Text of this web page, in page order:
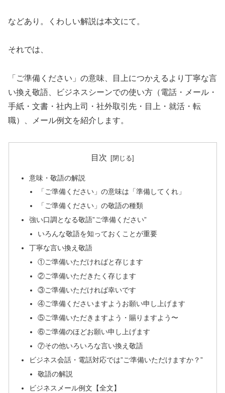
などあり。くわしい解説は本文にて。
それでは、
「ご準備ください」の意味、目上につかえるより丁寧な言
い換え敬語、ビジネスシーンでの使い方（電話・メール・
手紙・文書・社内上司・社外取引先・目上・就活・転
職）、メール例文を紹介します。
目次
意味・敬語の解説
「ご準備ください」の意味は「準備してくれ」
「ご準備ください」の敬語の種類
強い口調となる敬語”ご準備ください”
いろんな敬語を知っておくことが重要
丁寧な言い換え敬語
①ご準備いただければと存じます
②ご準備いただきたく存じます
③ご準備いただければ幸いです
④ご準備くださいますようお願い申し上げます
⑤ご準備いただきますよう・賜りますよう〜
⑥ご準備のほどお願い申し上げます
⑦その他いろいろな言い換え敬語
ビジネス会話・電話対応では”ご準備いただけますか？”
敬語の解説
ビジネスメール例文【全文】